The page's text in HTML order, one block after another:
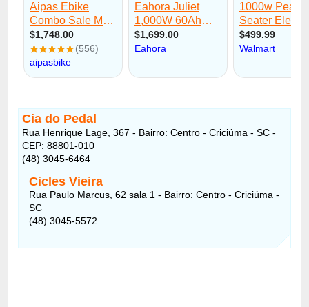
Cia do Pedal
Rua Henrique Lage, 367 - Bairro: Centro - Criciúma - SC -
CEP: 88801-010
(48) 3045-6464
Cicles Vieira
Rua Paulo Marcus, 62 sala 1 - Bairro: Centro - Criciúma -
SC
(48) 3045-5572